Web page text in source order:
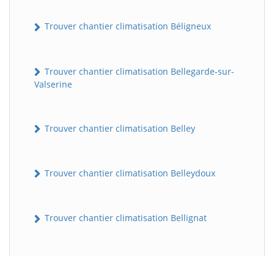
Trouver chantier climatisation Béligneux
Trouver chantier climatisation Bellegarde-sur-
Valserine
Trouver chantier climatisation Belley
Trouver chantier climatisation Belleydoux
Trouver chantier climatisation Bellignat